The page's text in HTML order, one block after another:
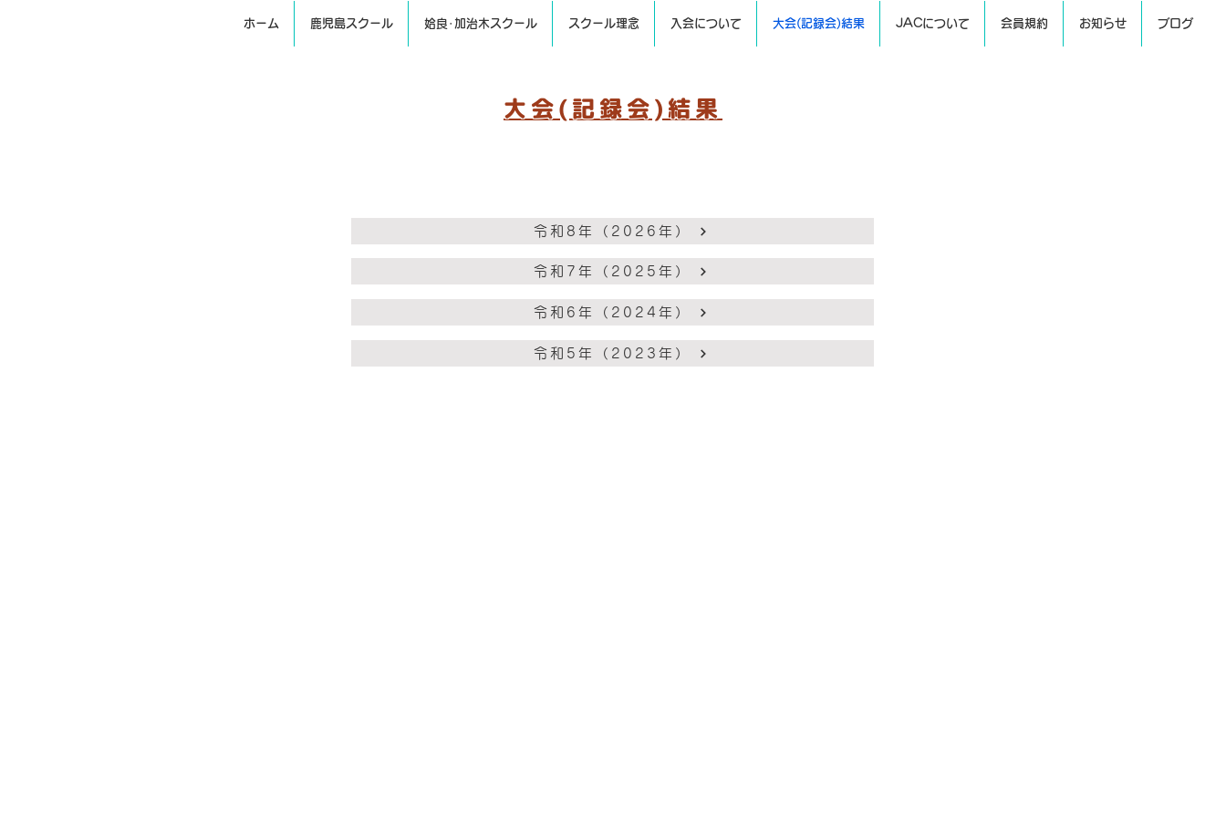
ホーム 鹿児島スクール 姶良･加治木スクール スクール理念 入会について 大会(記録会)結果 JACについて 会員規約 お知らせ ブログ
大会(記録会)結果
令和8年（2026年）
令和7年（2025年）
令和6年（2024年）
令和5年（2023年）